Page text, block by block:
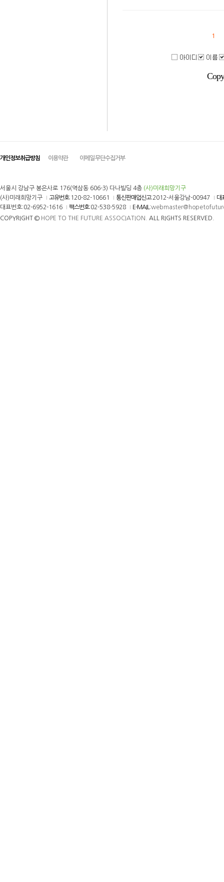
1
개인정보취급방침 이용약관 이메일 무단수집거부
서울시 강남구 봉은사로 176(역삼동 606-3) 다나빌딩 4층 (사)미래희망기구
(사)미래희망기구
고유번호:120-82-10661 통신판매업신고:2012-서울강남-00947
대
대표번호:02-6952-1616
팩스번호:02-538-5928 E-MAIL :
COPYRIGHT © HOPE TO THE FUTURE ASSOCIATION. ALL RIGHTS RESERVED.